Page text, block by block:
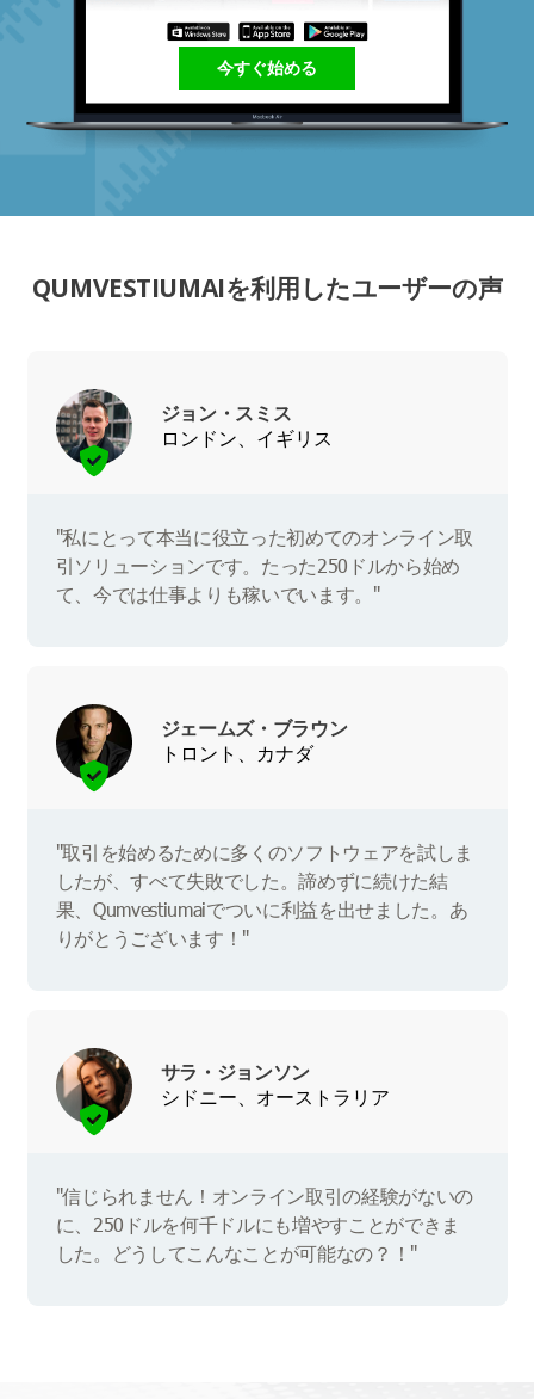
今すぐ始める
QUMVESTIUMAIを利用したユーザーの声
ジョン・スミス
ロンドン、イギリス
"私にとって本当に役立った初めてのオンライン取
引ソリューションです。たった250ドルから始め
て、今では仕事よりも稼いでいます。"
ジェームズ・ブラウン
トロント、カナダ
"取引を始めるために多くのソフトウェアを試しま
したが、すべて失敗でした。諦めずに続けた結
果、Qumvestiumaiでついに利益を出せました。あ
りがとうございます！"
サラ・ジョンソン
シドニー、オーストラリア
"信じられません！オンライン取引の経験がないの
に、250ドルを何千ドルにも増やすことができま
した。どうしてこんなことが可能なの？！"